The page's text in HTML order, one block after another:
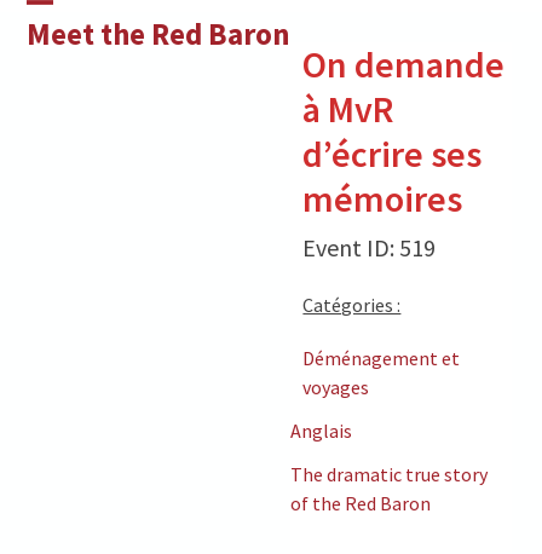
Meet the Red Baron
Open
Close
On demande
à MvR
d’écrire ses
mémoires
Event ID: 519
Catégories :
Déménagement et
voyages
Anglais
The dramatic true story
of the Red Baron